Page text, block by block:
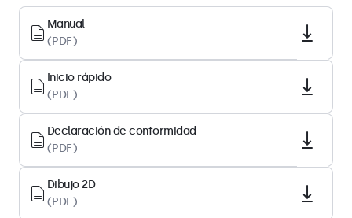
Tamaño diagonal
12.1 pulgadas (310 mm)
Relación de aspecto
4:3
Resolución nativa
1024 x 768
Píxeles por pulgada
83 PPI
Tipo de panel
Manual
(PDF)
Inicio rápido
(PDF)
Declaración de conformidad
(PDF)
Dibujo 2D
(PDF)